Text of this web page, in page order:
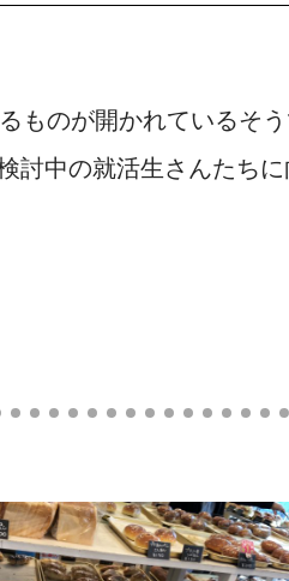
ものが開かれているそう
討中の就活生さんたち